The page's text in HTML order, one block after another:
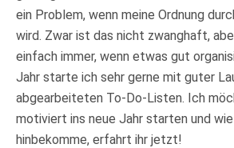
ein Problem, wenn meine Ordnung
wird. Zwar ist das nicht zwanghaft,
einfach immer, wenn etwas gut
Jahr starte ich sehr gerne mit guter
abgearbeiteten To-Do-Listen. Ich
motiviert ins neue Jahr starten und
hinbekomme, erfahrt ihr jetzt!